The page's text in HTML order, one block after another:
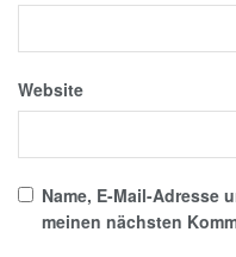
Website
Name, E-Mail-Adresse
meinen nächsten